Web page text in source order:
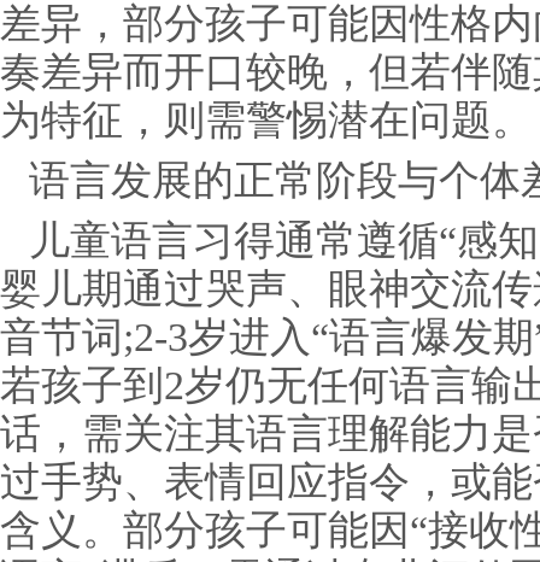
差异，部分孩子可能因性格
奏差异而开口较晚，但若伴
为特征，则需警惕潜在问题。
语言发展的正常阶段与个体
儿童语言习得通常遵循“感
婴儿期通过哭声、眼神交流
音节词;2-3岁进入“语言爆发
若孩子到2岁仍无任何语言输
话，需关注其语言理解能力
过手势、表情回应指令，或
含义。部分孩子可能因“接收